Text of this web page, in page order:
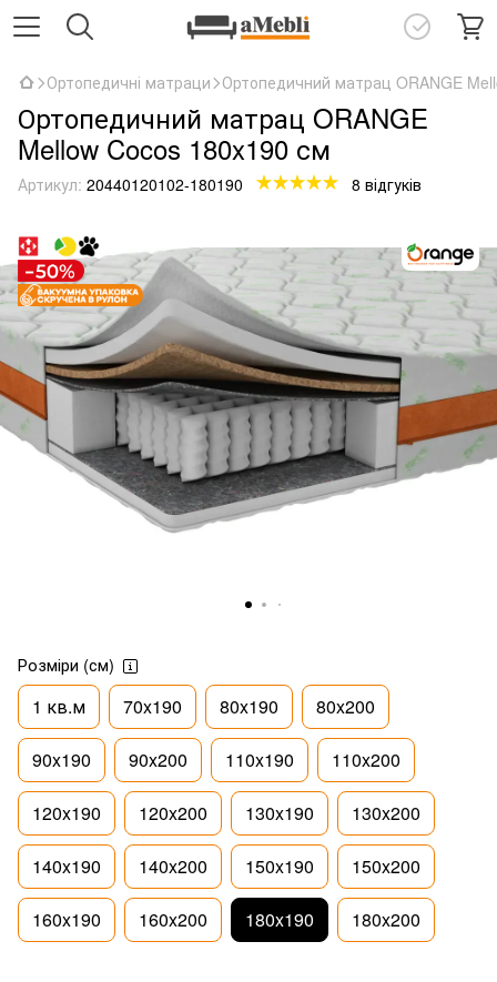
Ортопедичні матраци Ортопедичний матрац ORANGE
Ортопедичний матрац ORANGE
Mellow Cocos 180x190 см
Артикул: 20440120102-180190 8 відгуків
Розміри (см)
1 кв.м 70x190 80x190 80x200
90x190 90x200 110x190 110x200
120x190 120x200 130x190 130x200
140x190 140x200 150x190 150x200
160x190 160x200 180x190 180x200